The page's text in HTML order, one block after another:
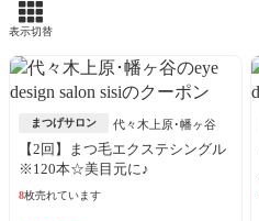
表示切替
まつげサロン 代々木上原･幡ヶ谷
【2回】まつ毛エクステシングル
※120本☆美目元に♪
8枚売れています